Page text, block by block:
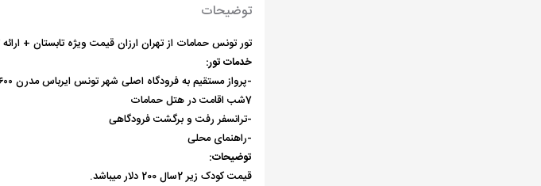
توضیحات
تور تونس حمامات از تهران ارزان قیمت ویژه تابستان +
خدمات تور:
-پرواز مستقیم به فرودگاه اصلی شهر تونس ایرباس مدرن ۶۰۰_۳۰۰
7شب
اقامت در هتل حمامات
-ترانسفر رفت و برگشت فرودگاهی
-راهنمای محلی
توضیحات:
قیمت کودک زیر 2سال 200 دلار میباشد.